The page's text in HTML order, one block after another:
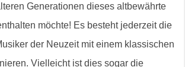
Generationen dieses altbewährte
möchte! Es besteht jederzeit die
der Neuzeit mit einem klassischen
Vielleicht ist dies sogar die